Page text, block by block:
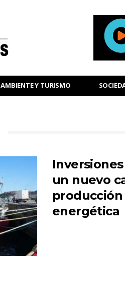
AMBIENTE Y TURISMO
un nuevo
energética